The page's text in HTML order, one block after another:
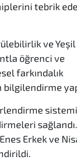
tebrik
ve Yeşil
öğrenci ve
farkındalık
sistemi
sağlandı.
Erkek ve